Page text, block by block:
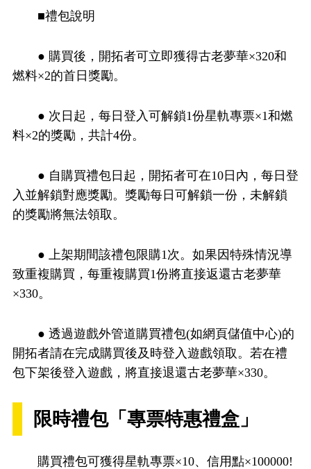
■禮包說明
● 購買後，開拓者可立即獲得古老夢華×320和
燃料×2的首日獎勵。
● 次日起，每日登入可解鎖1份星軌專票×1和燃
料×2的獎勵，共計4份。
● 自購買禮包日起，開拓者可在10日內，每日登
入並解鎖對應獎勵。獎勵每日可解鎖一份，未解鎖
的獎勵將無法領取。
● 上架期間該禮包限購1次。如果因特殊情況導
致重複購買，每重複購買1份將直接返還古老夢華
×330。
● 透過遊戲外管道購買禮包(如網頁儲值中心)的
開拓者請在完成購買後及時登入遊戲領取。若在禮
包下架後登入遊戲，將直接退還古老夢華×330。
限時禮包「專票特惠禮盒」
購買禮包可獲得星軌專票×10、信用點×100000!